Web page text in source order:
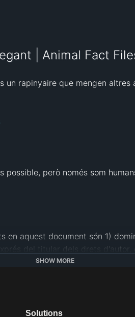
| Animal Fact
un rapinyaire que mengen altres
però només som
en aquest document són 1)
del titular dels drets d'autor,
SHOW MORE
Solutions